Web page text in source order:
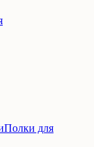
Полки для